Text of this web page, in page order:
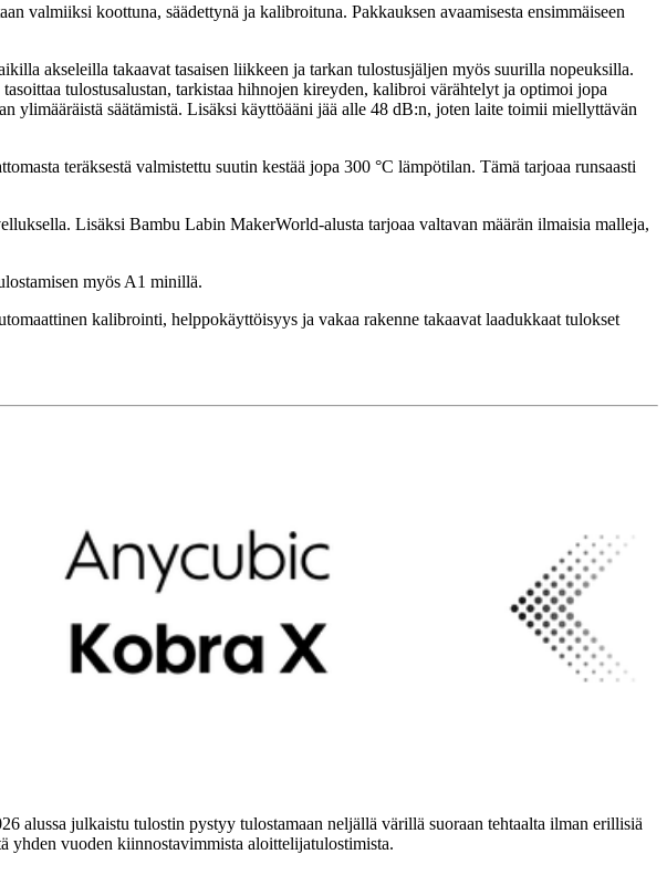
koottuna, säädettynä ja kalibroituna. Pakkauksen avaamisesta ensimmäiseen
akseleilla takaavat tasaisen liikkeen ja tarkan tulostusjäljen myös suurilla nopeuksilla.
tulostusalustan, tarkistaa hihnojen kireyden, kalibroi värähtelyt ja optimoi jopa
ylimääräistä säätämistä. Lisäksi käyttöääni jää alle 48 dB:n, joten laite toimii miellyttävän
teräksestä valmistettu suutin kestää jopa 300 °C lämpötilan. Tämä tarjoaa runsaasti
Lisäksi Bambu Labin MakerWorld-alusta tarjoaa valtavan määrän ilmaisia malleja,
myös A1 minillä.
kalibrointi, helppokäyttöisyys ja vakaa rakenne takaavat laadukkaat tulokset
alussa julkaistu tulostin pystyy tulostamaan neljällä värillä suoraan tehtaalta ilman erillisiä
yhden vuoden kiinnostavimmista aloittelijatulostimista.